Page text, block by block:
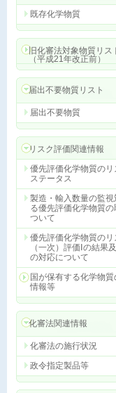
既存化学物質
旧化審法対象物質リス
（平成21年改正前）
届出不要物質リスト
届出不要物質
リスク評価関連情報
優先評価化学物質のリ
ステータス
製造・輸入数量の監視
る優先評価化学物質の
ついて
優先評価化学物質のリ
（一次）評価Ⅰの結果
の対応について
国が保有する化学物質
情報等
化審法関連情報
化審法の施行状況
政令指定製品等